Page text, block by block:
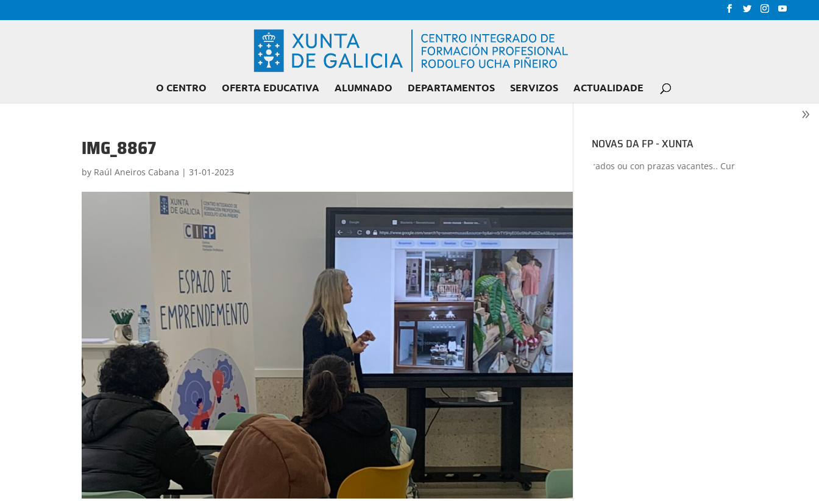
O CENTRO OFERTA EDUCATIVA ALUMNADO DEPARTAMENTOS SERVIZOS ACTUALIDADE
IMG_8867
by Raúl Aneiros Cabana |31-01-2023
NOVAS DA FP - XUNTA
Admisión FP: Ciclos liberados ou con prazas vacantes.. Curso 2026-2027